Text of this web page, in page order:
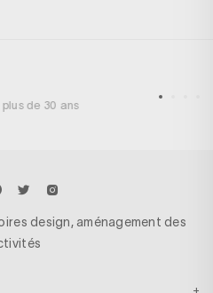
de 30 ans
design, aménagement des